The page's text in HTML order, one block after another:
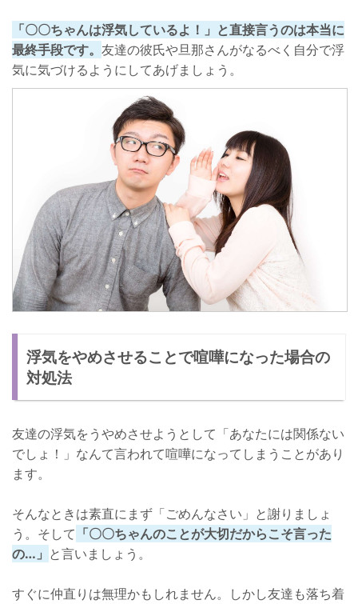
「〇〇ちゃんは浮気しているよ！」と直接言うのは本当に
最終手段です。 友達の彼氏や旦那さんがなるべく自分で浮
気に気づけるようにしてあげましょう。
浮気をやめさせることで喧嘩になった場合の
対処法
友達の浮気をうやめさせようとして「あなたには関係ない
でしょ！」なんて言われて喧嘩になってしまうことがあり
ます。
そんなときは素直にまず「ごめんなさい」と謝りましょ
う。そして 「〇〇ちゃんのことが大切だからこそ言った
の…」 と言いましょう。
すぐに仲直りは無理かもしれません。しかし友達も落ち着